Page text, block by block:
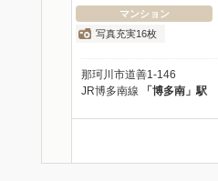
マンション
写真充実16枚
那珂川市道善1-146
JR博多南線 「博多南」駅